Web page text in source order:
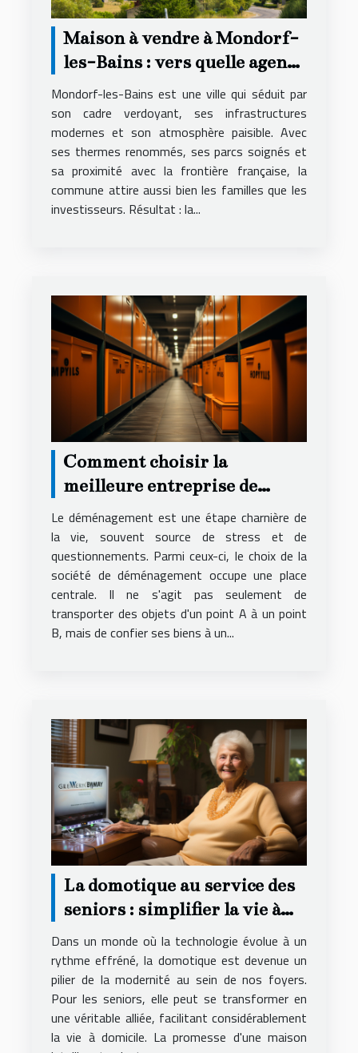
Maison à vendre à Mondorf-
les-Bains : vers quelle agence
se tourner ?
Mondorf-les-Bains est une ville qui séduit par
son cadre verdoyant, ses infrastructures
modernes et son atmosphère paisible. Avec
ses thermes renommés, ses parcs soignés et
sa proximité avec la frontière française, la
commune attire aussi bien les familles que les
investisseurs. Résultat : la...
Comment choisir la
meilleure entreprise de
déménagement pour un
service local fiable et
économique
Le déménagement est une étape charnière de
la vie, souvent source de stress et de
questionnements. Parmi ceux-ci, le choix de la
société de déménagement occupe une place
centrale. Il ne s'agit pas seulement de
transporter des objets d'un point A à un point
B, mais de confier ses biens à un...
La domotique au service des
seniors : simplifier la vie à
domicile
Dans un monde où la technologie évolue à un
rythme effréné, la domotique est devenue un
pilier de la modernité au sein de nos foyers.
Pour les seniors, elle peut se transformer en
une véritable alliée, facilitant considérablement
la vie à domicile. La promesse d'une maison